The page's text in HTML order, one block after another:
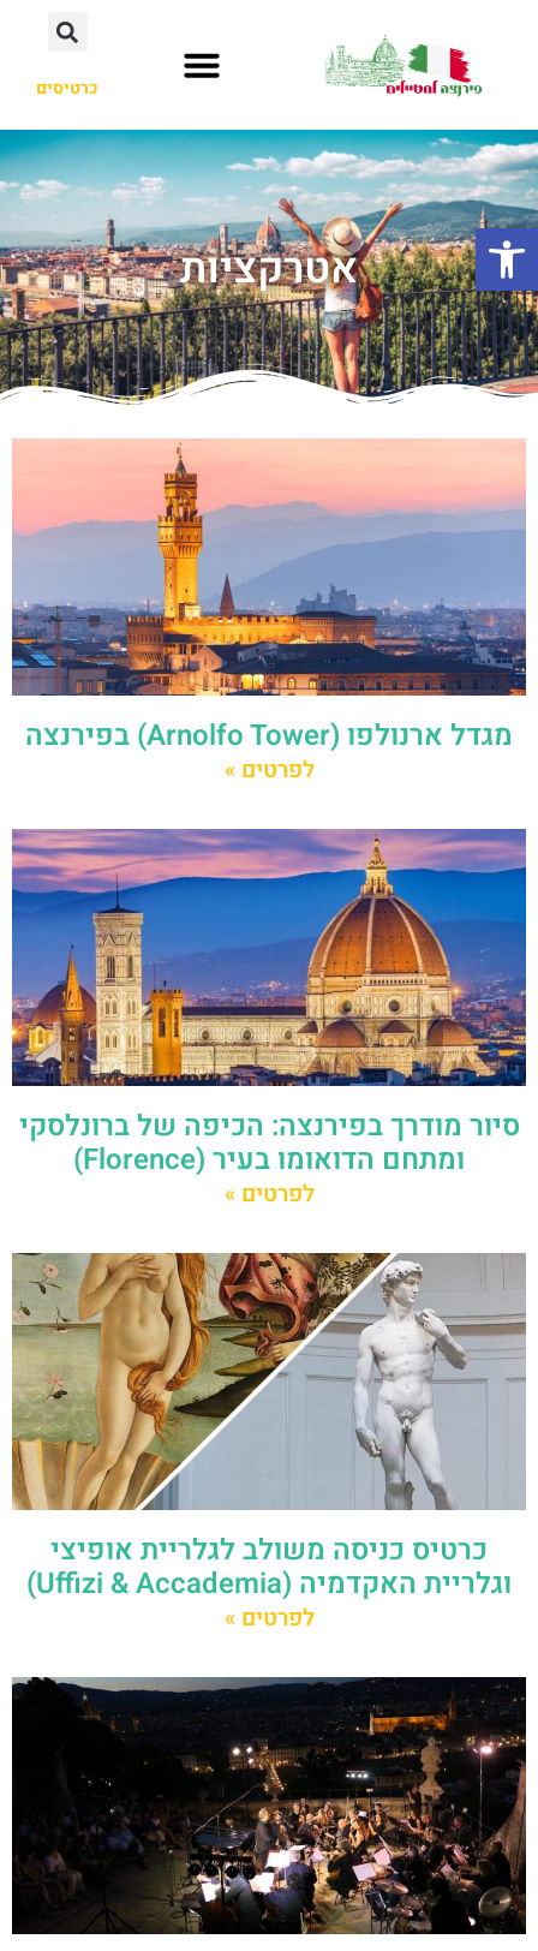
כרטיסים
אטרקציות
מגדל ארנולפו (Arnolfo Tower) בפירנצה
לפרטים »
סיור מודרך בפירנצה: הכיפה של ברונלסקי
ומתחם הדואומו בעיר (Florence)
לפרטים »
כרטיס כניסה משולב לגלריית אופיצי
וגלריית האקדמיה (Uffizi & Accademia)
לפרטים »
פתח סרגל נגישות